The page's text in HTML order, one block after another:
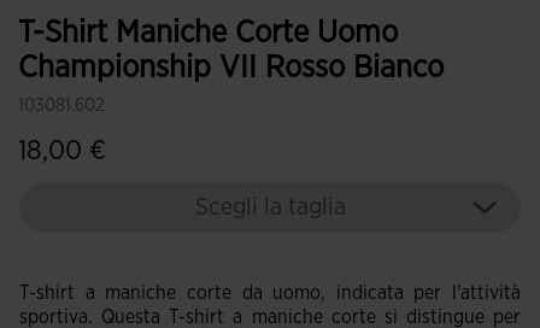
T-Shirt Maniche Corte Uomo
Championship VII Rosso Bianco
103081.602
18,00 €
Scegli la taglia
T-shirt a maniche corte da uomo, indicata per l'attività
sportiva. Questa T-shirt a maniche corte si distingue per